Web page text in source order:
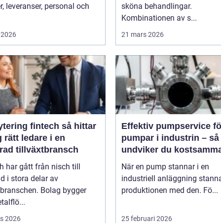
leveranser, personal och
sköna behandlingar.
Kombinationen av s...
21 mars 2026
fintech så hittar
rätt ledare i en
tillväxtbransch
har gått från nisch till
i stora delar av
Bolag bygger
2026
Effektiv pumpservice
pumpar i industrin – så
undviker du
driftstopp
När en pump stannar i en
industriell anläggning
produktionen med den. Fö...
25 februari 2026